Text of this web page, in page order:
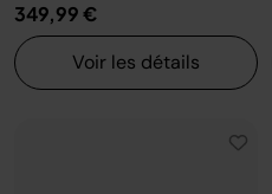
349,99 €
Voir les détails